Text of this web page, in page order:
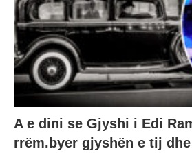
A e dini se Gjyshi i Edi
rrëm.byer gjyshën e tij